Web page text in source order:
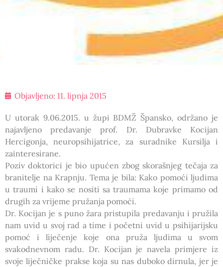
Objavljeno: 11. lipnja 2015
U utorak 9.06.2015. u župi BDMŽ Špansko, održano je
najavljeno predavanje prof. Dr. Dubravke Kocijan
Hercigonja, neuropsihijatrice, za suradnike Kursilja i
zainteresirane.
Poziv doktorici je bio upućen zbog skorašnjeg tečaja za
branitelje na Krapnju. Tema je bila: Kako pomoći ljudima
u traumi i kako se nositi sa traumama koje primamo od
drugih za vrijeme pružanja pomoći.
Dr. Kocijan je s puno žara pristupila predavanju i pružila
nam uvid u svoj rad a time i početni uvid u psihijarijsku
pomoć i liječenje koje ona pruža ljudima u svom
svakodnevnom radu. Dr. Kocijan je navela primjere iz
svoje liječničke prakse koja su nas duboko dirnula, jer je